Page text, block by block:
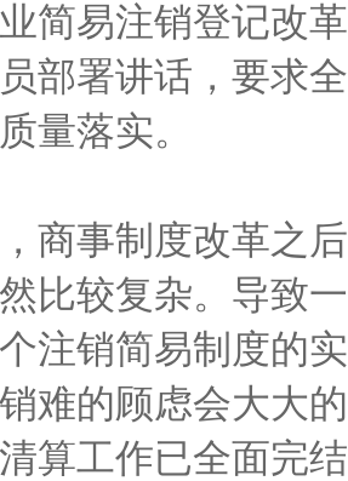
简易注销登记改
部署讲话，要求
量落实。
事制度改革之后
比较复杂。导致
注销简易制度的
难的顾虑会大大
算工作已全面完